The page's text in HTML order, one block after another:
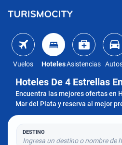
Vuelos HotelesAsistencias
Hoteles De 4 Estrellas
Encuentra las mejores ofertas en
Mar del Plata y reserva al mejor
DESTINO
Ingresa un destino o nombre de